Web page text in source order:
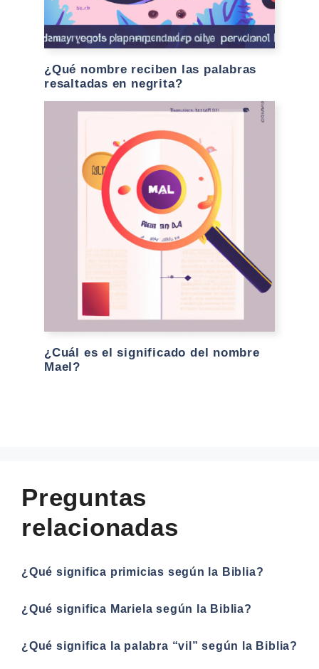
¿Qué nombre reciben las palabras
resaltadas en negrita?
¿Cuál es el significado del nombre
Mael?
Preguntas
relacionadas
¿Qué significa primicias según la Biblia?
¿Qué significa Mariela según la Biblia?
¿Qué significa la palabra “vil” según la Biblia?